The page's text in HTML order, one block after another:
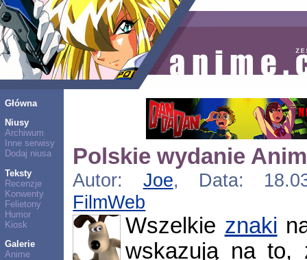
Główna
Niusy
Archiwum
Inne serwisy
Dodaj niusa
Teksty
Recenzje
Konwenty
Felietony
Humor
Kiosk
Galerie
Anime
Polskie wydanie
Autor: Joe, Data:
FilmWeb
Wszelkie znaki
wskazują na